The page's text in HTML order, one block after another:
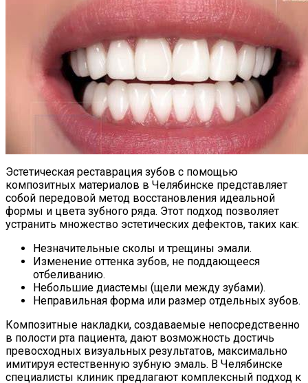
Эстетическая реставрация зубов с помощью
композитных материалов в Челябинске представляет
собой передовой метод восстановления идеальной
формы и цвета зубного ряда. Этот подход позволяет
устранить множество эстетических дефектов, таких как:
Незначительные сколы и трещины эмали.
Изменение оттенка зубов, не поддающееся
отбеливанию.
Небольшие диастемы (щели между зубами).
Неправильная форма или размер отдельных зубов.
Композитные накладки, создаваемые непосредственно
в полости рта пациента, дают возможность достичь
превосходных визуальных результатов, максимально
имитируя естественную зубную эмаль. В Челябинске
специалисты клиник предлагают комплексный подход к